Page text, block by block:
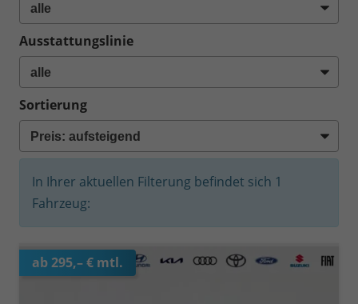
Ausstattungslinie
Sortierung
In Ihrer aktuellen Filterung befindet sich 1
Fahrzeug:
ab 295,– € mtl.